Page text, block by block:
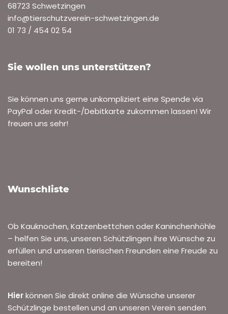
68723 Schwetzingen
info@tierschutzverein-schwetzingen.de
01 73 / 454 02 54
Sie wollen uns unterstützen?
Sie können uns gerne unkompliziert eine Spende via
PayPal oder Kredit-/Debitkarte zukommen lassen! Wir
freuen uns sehr!
Wunschliste
Ob Kauknochen, Katzenbettchen oder Kaninchenhöhle
– helfen Sie uns, unseren Schützlingen ihre Wünsche zu
erfüllen und unseren tierischen Freunden eine Freude zu
bereiten!
Hierkönnen Sie direkt online die Wünsche unserer
Schützlinge bestellen und an unseren Verein senden